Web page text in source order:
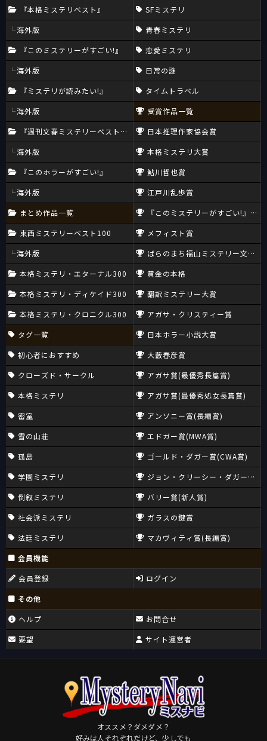
『本格ミステリベスト』
海外版
『このミステリーがすごい!』
海外版
『ミステリが読みたい!』
海外版
『週刊文春ミステリーベスト10』
海外版
『このホラーがすごい!』
海外版
まとめ作品一覧
東西ミステリーベスト100
海外版
本格ミステリ・エターナル300
本格ミステリ・ディケイド300
本格ミステリ・クロニクル300
タグ一覧
初心者におすすめ
クローズド・サークル
本格ミステリ
密室
雪の山荘
孤島
学園ミステリ
倒叙ミステリ
社会派ミステリ
法廷ミステリ
SFミステリ
青春ミステリ
恋愛ミステリ
日常の謎
タイムトラベル
受賞作品一覧
日本推理作家協会賞
本格ミステリ大賞
鮎川哲也賞
江戸川乱歩賞
『このミステリーがすごい!』大賞
メフィスト賞
ばらのまち福山ミステリー文学新
黄金の本格
翻訳ミステリー大賞
アガサ・クリスティー賞
日本ホラー小説大賞
大藪春彦賞
アガサ賞(最優秀長篇賞)
アガサ賞(最優秀処女長篇賞)
アンソニー賞(長編賞)
エドガー賞(MWA賞)
ゴールド・ダガー賞(CWA賞)
ジョン・クリーシー・ダガー賞
バリー賞(新人賞)
ガラスの鍵賞
マカヴィティ賞(長編賞)
会員機能
会員登録
ログイン
その他
ヘルプ
要望
お問合せ
サイト運営者
オススメ？ダメダメ？
好みは人それぞれだけど、少しでも